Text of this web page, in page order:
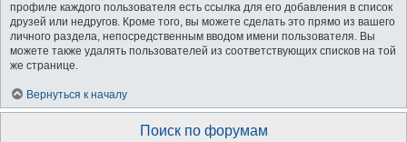
профиле каждого пользователя есть ссылка для его добавления в список
друзей или недругов. Кроме того, вы можете сделать это прямо из вашего
личного раздела, непосредственным вводом имени пользователя. Вы
можете также удалять пользователей из соответствующих списков на той
же странице.
Вернуться к началу
Поиск по форумам